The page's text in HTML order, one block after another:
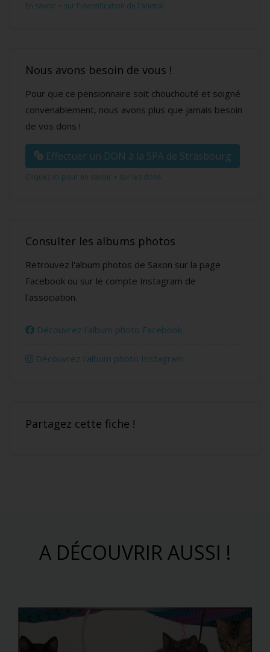
En savoir + sur l'identification de l'animal.
Nous avons besoin de vous !
Pour que ce pensionnaire soit chouchouté et soigné
convenablement, nous avons plus que jamais besoin
de vos dons !
Effectuer un DON à la SPA de Strasbourg
Cliquez ici pour en savoir + sur les dons
Consulter les albums photos
Retrouvez l'album photos de Saxon sur la page
Facebook ou sur le compte Instagram de
l'association.
Découvrez l'album photo Facebook
Découvrez l'album photo Instagram
Partagez cette fiche !
A DÉCOUVRIR AUSSI !